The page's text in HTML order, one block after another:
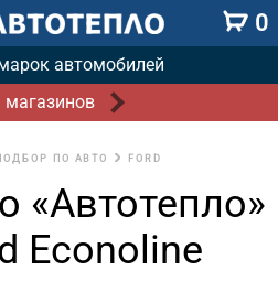
0
автомобилей
магазинов
ПО АВТО FORD
«Автотепло»
Econoline